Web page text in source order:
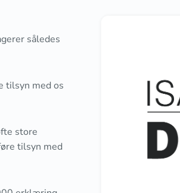
således
tilsyn med os
store
tilsyn med